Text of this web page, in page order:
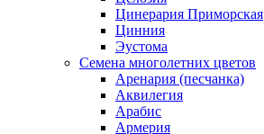
Цинерария Приморская
Цинния
Эустома
Семена многолетних цветов
Аренария (песчанка)
Аквилегия
Арабис
Армерия